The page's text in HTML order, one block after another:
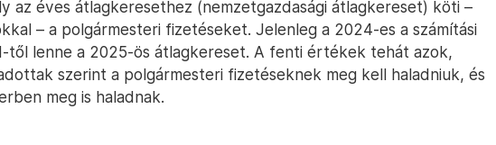
az éves átlagkeresethez (nemzetgazdasági átlagkereset) köti –
– a polgármesteri fizetéseket. Jelenleg a 2024-es a számítási
től lenne a 2025-ös átlagkereset. A fenti értékek tehát azok,
szerint a polgármesteri fizetéseknek meg kell haladniuk, és
meg is haladnak.